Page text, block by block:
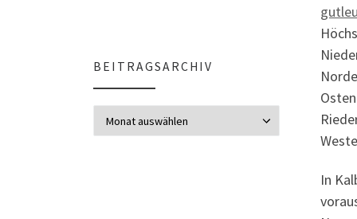
In
BEITRAGSARCHIV